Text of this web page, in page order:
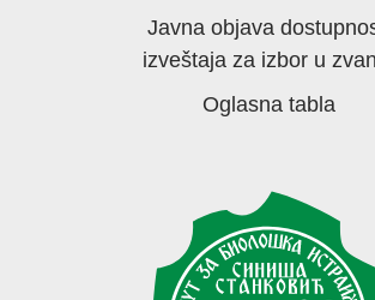
Javna objava
izveštaja za izbor u
Oglasna tabla